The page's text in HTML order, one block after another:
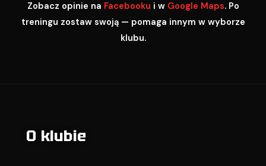
Zobacz opinie na Facebooku i w Google Maps. Po
treningu zostaw swoją — pomaga innym w wyborze
klubu.
O klubie